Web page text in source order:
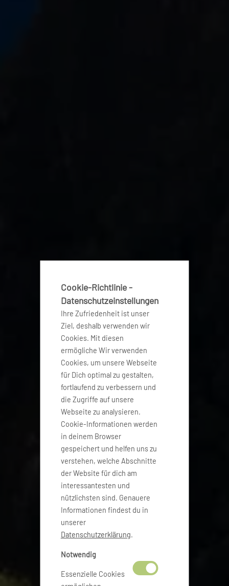
Cookie-Richtlinie -
Datenschutzeinstellungen
Ihre Zufriedenheit ist unser
Ziel, deshalb verwenden wir
Cookies. Mit diesen
ermögliche Wir verwenden
Cookies, um unsere Webseite
für Dich optimal zu gestalten,
fortlaufend zu verbessern und
die Zugriffe auf unsere
Webseite zu analysieren.
Cookie-Informationen werden
in deinem Browser
gespeichert und helfen uns zu
verstehen, welche Abschnitte
der Website für dich am
interessantesten und
nützlichsten sind. Genauere
Informationen findest du in
unserer
Datenschutzerklärung.
Notwendig
Essenzielle Cookies